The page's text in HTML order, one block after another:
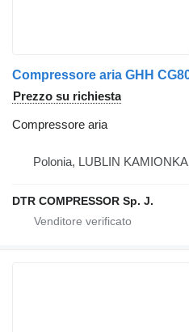
Prezzo su richiesta
Compressore aria
Polonia, LUBLIN KAMIONKA
DTR COMPRESSOR Sp. J.